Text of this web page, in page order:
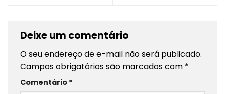
Deixe um comentário
O seu endereço de e-mail não será publicado.
Campos obrigatórios são marcados com *
Comentário *